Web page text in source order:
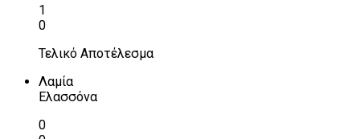
1
0
Τελικό Αποτέλεσμα
Λαμία
Ελασσόνα
0